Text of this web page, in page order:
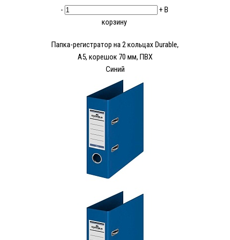
-
+В
корзину
Папка-регистратор на 2 кольцах Durable,
А5, корешок 70 мм, ПВХ
Синий